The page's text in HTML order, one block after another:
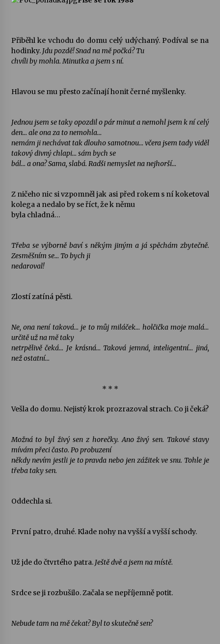
Pozvánka na integrační festival Quijotova
šedesátka: 28. 7.–1. 8. 2026
28. 7. 2026
Letní koncerty ve Stromovce: Kolchoz a
Jenakaši
Votavžatský ploty
23. 7. 2026
13. 7. 2026
30. 6. 2026
Přiběhl ke vchodu do domu celý udýchaný. Podíval se na
hodinky. Jdu pozdě! Snad na mě počká? Tu
chvíli by mohla. Minutka a jsem s ní.
Hlavou se mu přesto začínají honit černé myšlenky.
Jednou jsem se taky opozdil o pár minut a nemohl jsem k ní celý
den… ale ona za to nemohla…
nemám ji nechávat tak dlouho samotnou… včera jsem tady viděl
takový divný chlapi… sám bych se
bál… a ona? Sama, slabá. Radši nemyslet na nejhorší…
Z ničeho nic si vzpomněl jak asi před rokem s ní koketoval
kolega a nedalo by se říct, že k němu
byla chladná…
Třeba se výborně baví s někým jiným a já spěchám zbytečně.
Zesměšním se… To bych ji
nedaroval!
Zlostí zatíná pěsti.
Ne, ona není taková… je to můj miláček… holčička moje malá…
určitě už na mě taky
netrpělivě čeká… Je krásná… Taková jemná, inteligentní… jiná,
než ostatní…
* * *
Vešla do domu. Nejistý krok prozrazoval strach. Co ji čeká?
Možná to byl živý sen z horečky. Ano živý sen. Takové stavy
mívám přeci často. Po probuzení
někdy nevím jestli je to pravda nebo jen zážitek ve snu. Tohle je
třeba taky sen.
Oddechla si.
První patro, druhé. Klade nohy na vyšší a vyšší schody.
Už jde do čtvrtého patra. Ještě dvě a jsem na místě.
Srdce se ji rozbušilo. Začala se nepříjemně potit.
Nebude tam na mě čekat? Byl to skutečně sen?